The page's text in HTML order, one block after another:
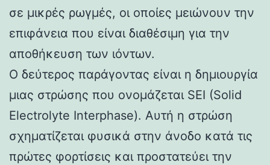
σε μικρές ρωγμές, οι οποίες μειώνουν την
επιφάνεια που είναι διαθέσιμη για την
αποθήκευση των ιόντων.
Ο δεύτερος παράγοντας είναι η δημιουργία
μιας στρώσης που ονομάζεται SEI (Solid
Electrolyte Interphase). Αυτή η στρώση
σχηματίζεται φυσικά στην άνοδο κατά τις
πρώτες φορτίσεις και προστατεύει την